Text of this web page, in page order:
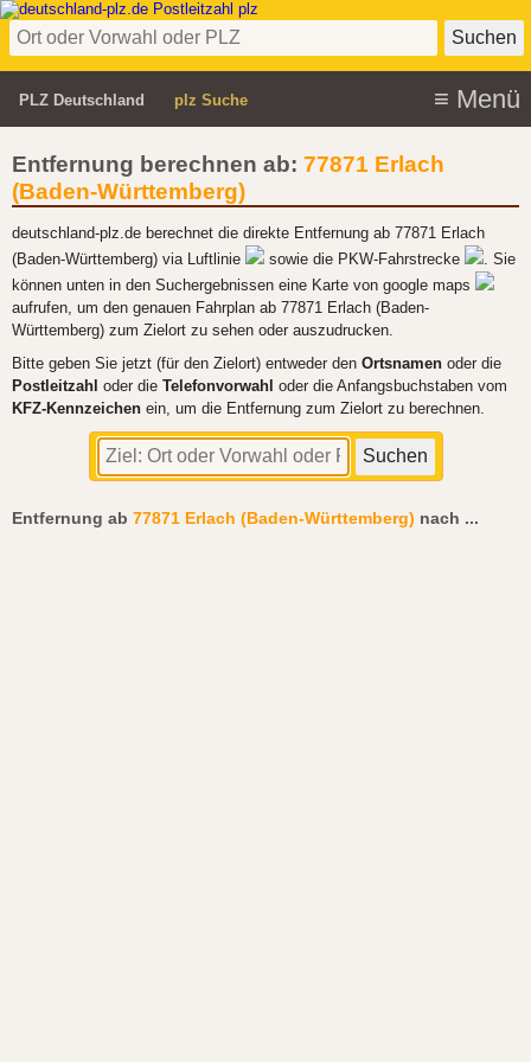
PLZ Deutschland plz Suche
Entfernung berechnen ab: 77871 Erlach
(Baden-Württemberg)
deutschland-plz.de berechnet die direkte Entfernung ab 77871 Erlach
(Baden-Württemberg) via Luftlinie
sowie die PKW-Fahrstrecke
. Sie
können unten in den Suchergebnissen eine Karte von google maps
aufrufen, um den genauen Fahrplan ab 77871 Erlach (Baden-
Württemberg) zum Zielort zu sehen oder auszudrucken.
Bitte geben Sie jetzt (für den Zielort) entweder den Ortsnamen oder die
Postleitzahl oder die Telefonvorwahl oder die Anfangsbuchstaben vom
KFZ-Kennzeichen ein, um die Entfernung zum Zielort zu berechnen.
Entfernung ab 77871 Erlach (Baden-Württemberg) nach ...